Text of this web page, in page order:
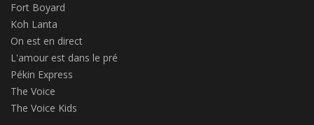
Fort Boyard
Koh Lanta
On est en direct
L'amour est dans le pré
Pékin Express
The Voice
The Voice Kids